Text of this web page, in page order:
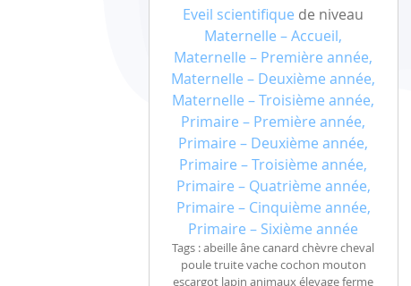
Eveil scientifique de niveau
Maternelle – Accueil,
Maternelle – Première année,
Maternelle – Deuxième année,
Maternelle – Troisième année,
Primaire – Première année,
Primaire – Deuxième année,
Primaire – Troisième année,
Primaire – Quatrième année,
Primaire – Cinquième année,
Primaire – Sixième année
Tags : abeille âne canard chèvre cheval
poule truite vache cochon mouton
escargot lapin animaux élevage ferme